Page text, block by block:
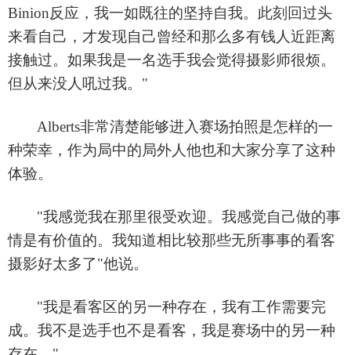
Binion反应，我一如既往的坚持自我。此刻回过头
来看自己，才发现自己曾经和那么多有钱人近距离
接触过。如果我是一名选手我会觉得摄影师很烦。
但从来没人吼过我。"
Alberts非常清楚能够进入赛场拍照是怎样的一
种荣幸，作为局中的局外人他也和大家分享了这种
体验。
"我感觉我在那里很受欢迎。我感觉自己做的事
情是有价值的。我知道相比较那些无所事事的看客
摄影好太多了"他说。
"我是看客区的另一种存在，我有工作需要完
成。我不是选手也不是看客，我是赛场中的另一种